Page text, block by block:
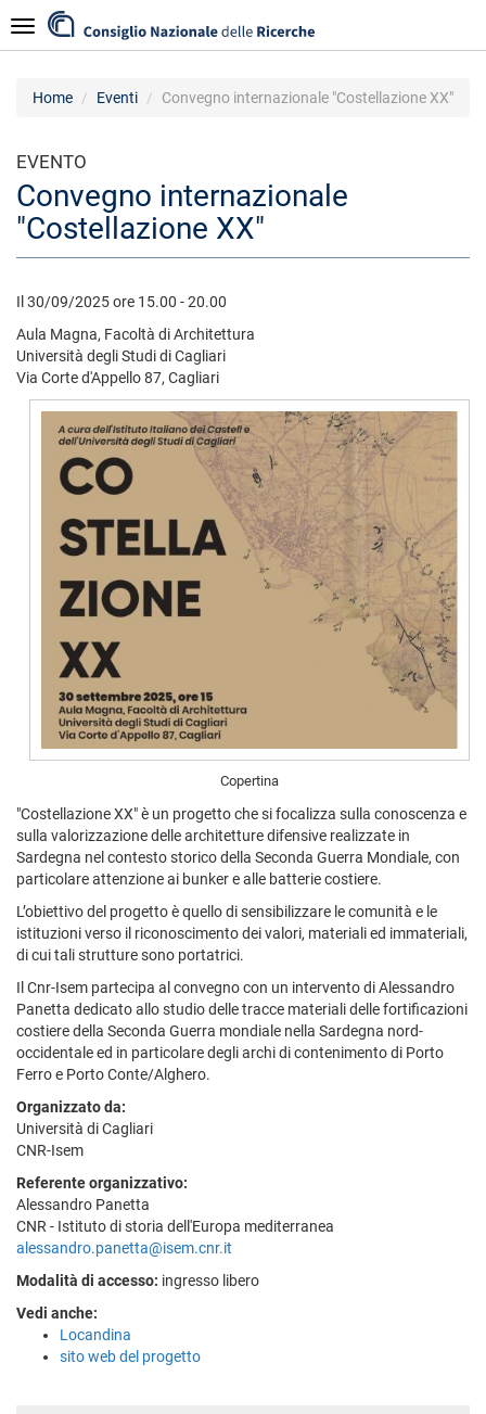
al
contenuto
Navigazione
Home Eventi Convegno internazionale "Costellazione XX"
EVENTO
Convegno internazionale
"Costellazione XX"
Il 30/09/2025 ore 15.00 - 20.00
Aula Magna, Facoltà di Architettura
Università degli Studi di Cagliari
Via Corte d'Appello 87, Cagliari
Copertina
"Costellazione XX" è un progetto che si focalizza sulla conoscenza e
sulla valorizzazione delle architetture difensive realizzate in
Sardegna nel contesto storico della Seconda Guerra Mondiale, con
particolare attenzione ai bunker e alle batterie costiere.
L’obiettivo del progetto è quello di sensibilizzare le comunità e le
istituzioni verso il riconoscimento dei valori, materiali ed immateriali,
di cui tali strutture sono portatrici.
Il Cnr-Isem partecipa al convegno con un intervento di Alessandro
Panetta dedicato allo studio delle tracce materiali delle fortificazioni
costiere della Seconda Guerra mondiale nella Sardegna nord-
occidentale ed in particolare degli archi di contenimento di Porto
Ferro e Porto Conte/Alghero.
Organizzato da:
Università di Cagliari
CNR-Isem
Referente organizzativo:
Alessandro Panetta
CNR - Istituto di storia dell'Europa mediterranea
alessandro.panetta@isem.cnr.it
Modalità di accesso: ingresso libero
Vedi anche:
Locandina
sito web del progetto